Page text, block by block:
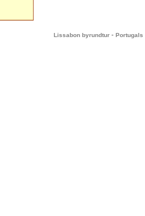
Lissabon byrundtur - Portugals